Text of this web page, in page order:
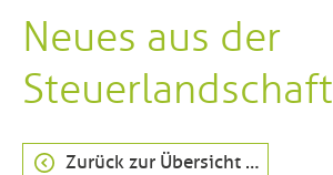
Neues aus der
Steuerlandschaft
Zurück zur Übersicht …